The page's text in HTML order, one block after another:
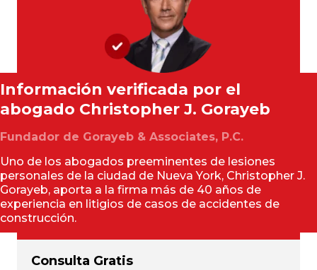
Información verificada por el
abogado Christopher J. Gorayeb
Fundador de Gorayeb & Associates, P.C.
Uno de los abogados preeminentes de lesiones
personales de la ciudad de Nueva York, Christopher J.
Gorayeb, aporta a la firma más de 40 años de
experiencia en litigios de casos de accidentes de
construcción.
Consulta Gratis